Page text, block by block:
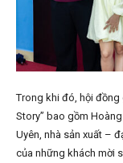
Trong khi đó, hội đồng
Story” bao gồm
Uyên, nhà sản xuất –
của những khách mời